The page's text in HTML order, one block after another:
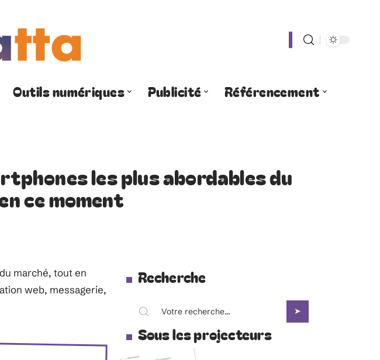
Outils numériques Publicité Référencement
les plus abordables du
ce moment
marché, tout en
web, messagerie,
Recherche
Sous les projecteurs